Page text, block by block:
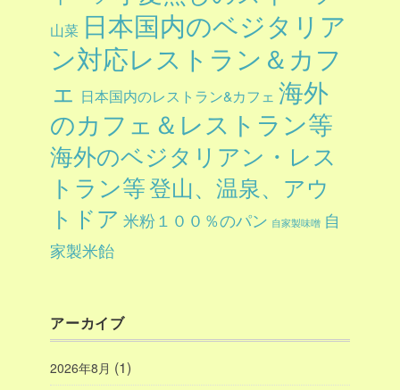
山菜 日本国内のベジタリア
ン対応レストラン＆カフ
ェ 日本国内のレストラン&カフェ 海外
のカフェ＆レストラン等
海外のベジタリアン・レス
トラン等登山、温泉、アウ
トドア 米粉１００％のパン 自家製味噌 自
家製米飴
アーカイブ
2026年8月 (1)